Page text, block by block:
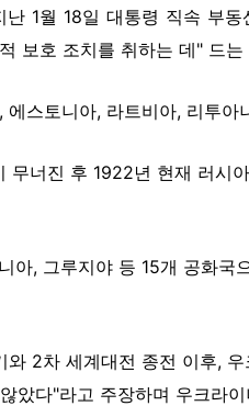
1월 18일 대통령 직속 부
보호 조치를 취하는 데" 드
스토니아, 라트비아, 리투
무너진 후 1922년 현재 러시
아, 그루지야 등 15개 공화국
2차 세계대전 종전 이후,
았다"라고 주장하며 우크라